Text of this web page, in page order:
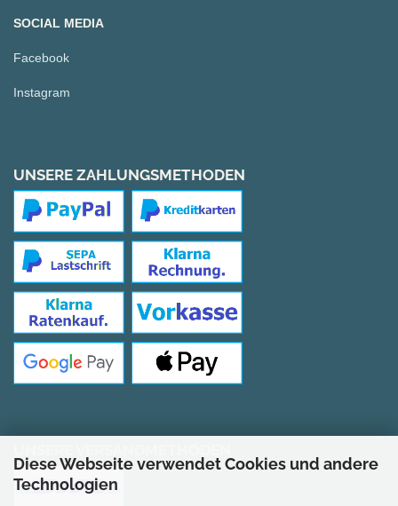
Diese Webseite verwendet Cookies und andere
Technologien
SOCIAL MEDIA
Facebook
Instagram
UNSERE ZAHLUNGSMETHODEN